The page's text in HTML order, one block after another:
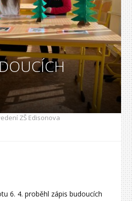
ZŠ Edisonova
6. 4. proběhl zápis budoucích